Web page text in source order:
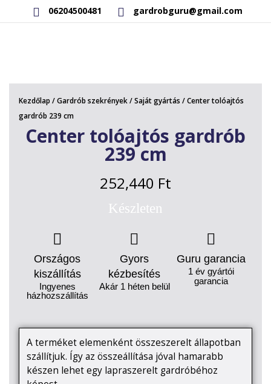
06204500481 gardrobguru@gmail.com
RAKTÁRON LÉVŐ TERMÉKEK
SAJÁT GYÁRTÁSÚ TERMÉKEK
KAPCSOLAT
Kezdőlap /Gardrób szekrények/Saját gyártás / Center tolóajtós
gardrób 239 cm
Center tolóajtós gardrób
239 cm
252,440 Ft
Készleten
Országos
kiszállítás
Ingyenes
házhozszállítás
Gyors
kézbesítés
Akár 1 héten belül
Guru garancia
1 év gyártói
garancia
A terméket elemenként összeszerelt állapotban
szállítjuk. Így az összeállítása jóval hamarabb
készen lehet egy lapraszerelt gardróbéhoz